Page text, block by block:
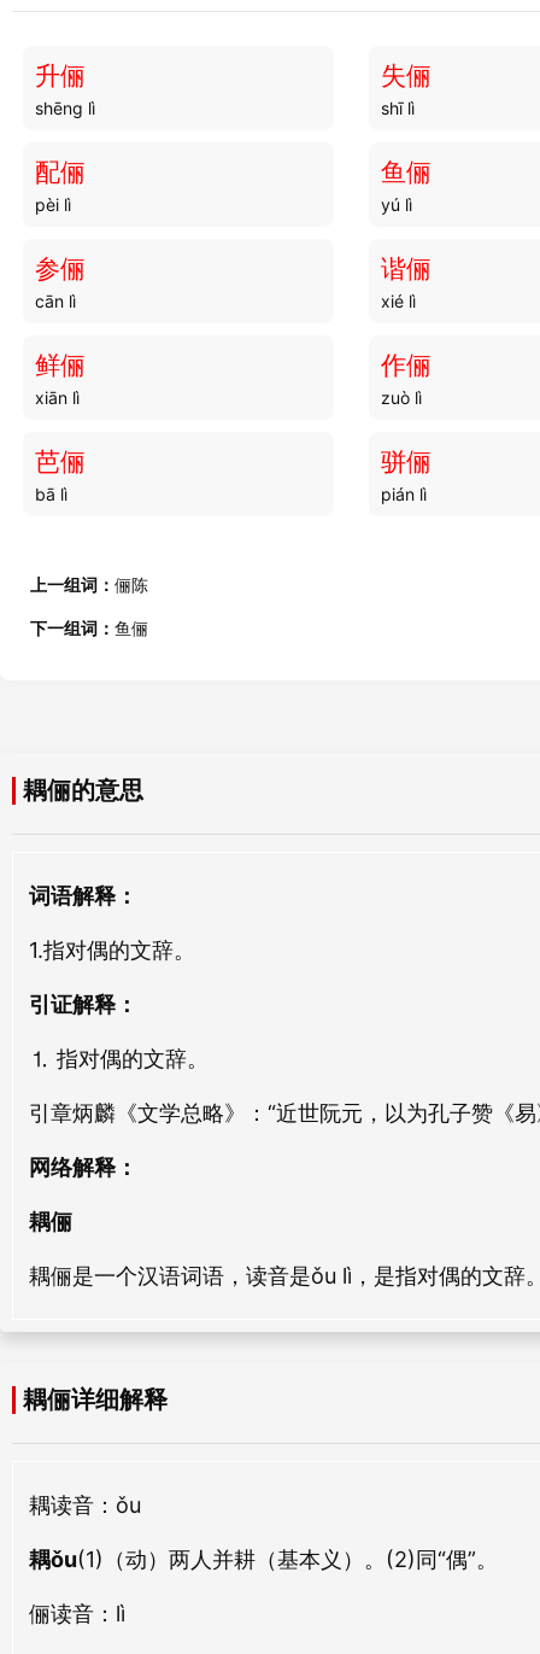
升俪
shēng lì
失俪
shī lì
配俪
pèi lì
鱼俪
yú lì
参俪
cān lì
谐俪
xié lì
鲜俪
xiān lì
作俪
zuò lì
芭俪
bā lì
骈俪
pián lì
上一组词： 俪陈
下一组词： 鱼俪
耦俪的意思
词语解释：
1.指对偶的文辞。
引证解释：
⒈ 指对偶的文辞。
引章炳麟《文学总略》：“近世阮元，以为孔子赞《
网络解释：
耦俪
耦俪是一个汉语词语，读音是ǒu lì，是指对偶的文辞
耦俪详细解释
耦读音：ǒu
耦ǒu(1)（动）两人并耕（基本义）。(2)同“偶”。
俪读音：lì